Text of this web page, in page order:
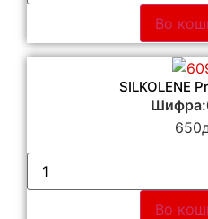
Во
SILKOLENE
650
Во